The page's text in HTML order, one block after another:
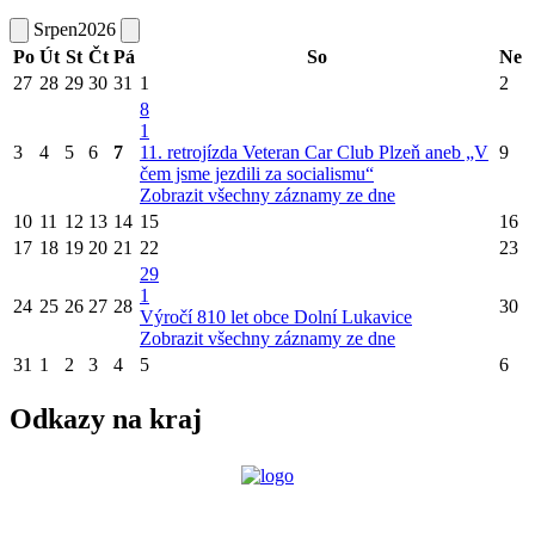
Srpen2026
Po Út St Čt Pá So
Ne
27 28 29 30 31 1 2
3 4 5 6 7
8
1
11. retrojízda Veteran Car Club Plzeň aneb „V
čem jsme jezdili za socialismu“
Zobrazit všechny záznamy ze dne
9
10 11 12 13 14 15
16
17 18 19 20 21 22 23
24 25 26 27 28
29
1
Výročí 810 let obce Dolní Lukavice
Zobrazit všechny záznamy ze dne
30
31 1 2 3 4 5 6
Odkazy na kraj